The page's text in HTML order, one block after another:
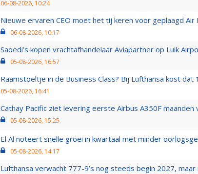
06-08-2026, 10:24
Nieuwe ervaren CEO moet het tij keren voor geplaagd Air
06-08-2026, 10:17
Saoedi’s kopen vrachtafhandelaar Aviapartner op Luik
05-08-2026, 16:57
Raamstoeltje in de Business Class? Bij Lufthansa kost dat
05-08-2026, 16:41
Cathay Pacific ziet levering eerste Airbus A350F
05-08-2026, 15:25
El Al noteert snelle groei in kwartaal met minder
05-08-2026, 14:17
Lufthansa verwacht 777-9’s nog steeds begin 2027,